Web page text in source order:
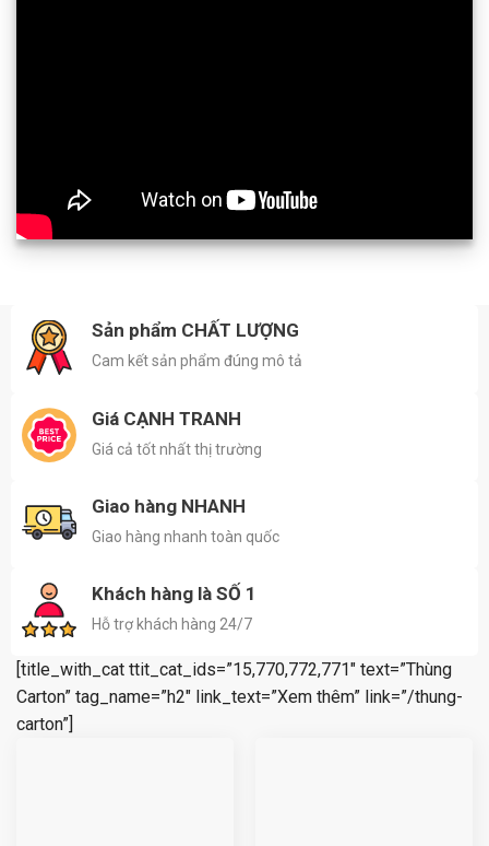
Sản phẩm CHẤT LƯỢNG
Cam kết sản phẩm đúng mô tả
Giá CẠNH TRANH
Giá cả tốt nhất thị trường
Giao hàng NHANH
Giao hàng nhanh toàn quốc
Khách hàng là SỐ 1
Hỗ trợ khách hàng 24/7
[title_with_cat ttit_cat_ids=”15,770,772,771″ text=”Thùng
Carton” tag_name=”h2″ link_text=”Xem thêm” link=”/thung-
carton”]